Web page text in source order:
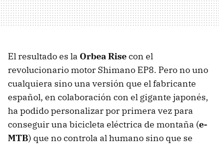
El resultado es la Orbea Risecon el
revolucionario motor Shimano EP8. Pero no uno
cualquiera sino una versión que el fabricante
español, en colaboración con el gigante japonés,
ha podido personalizar por primera vez para
conseguir una bicicleta eléctrica de montaña (e-
MTB) que no controla al humano sino que se